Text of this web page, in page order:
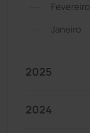
Fevereiro
Janeiro
2025
2024